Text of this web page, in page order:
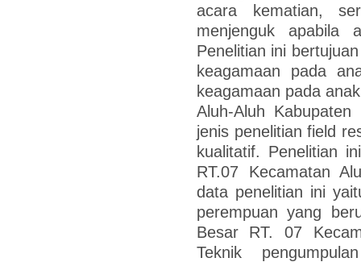
acara kematian,
menjenguk apabila
Penelitian ini
keagamaan pada
keagamaan pada
Aluh-Aluh
jenis penelitian field
kualitatif. Penelitian
RT.07 Kecamatan
data penelitian ini
perempuan yang
Besar RT. 07
Teknik